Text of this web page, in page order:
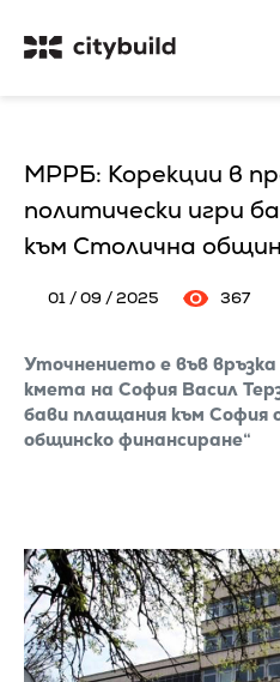
МРРБ: Корекции в
политически игри
към Столична
01 / 09 / 2025 367
Уточнението е във
кмета на София Васил
бави плащания към София
общинско финансиране“